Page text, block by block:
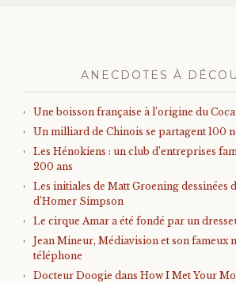
ANECDOTES À
Une boisson française à l’origine du
Un milliard de Chinois se partagent 100
Les Hénokiens : un club d’entreprises
200 ans
Les initiales de Matt Groening dessinées
d’Homer Simpson
Le cirque Amar a été fondé par un
Jean Mineur, Médiavision et son fameux
téléphone
Docteur Doogie dans How I Met Your